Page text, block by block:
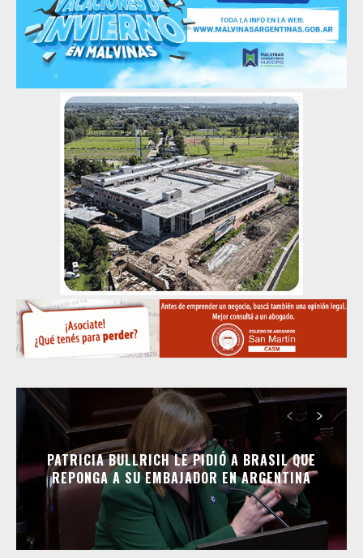
PATRICIA BULLRICH LE PIDIÓ A BRASIL QUE
REPONGA A SU EMBAJADOR EN ARGENTINA